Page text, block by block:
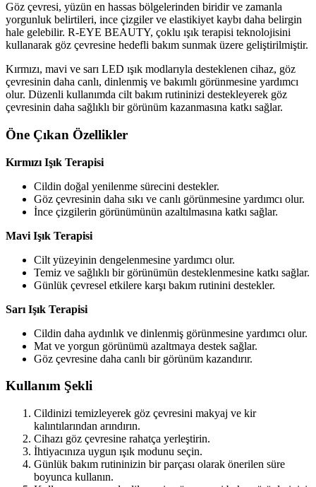
Göz çevresi, yüzün en hassas bölgelerinden biridir ve zamanla
yorgunluk belirtileri, ince çizgiler ve elastikiyet kaybı daha belirgin
hale gelebilir. R-EYE BEAUTY, çoklu ışık terapisi teknolojisini
kullanarak göz çevresine hedefli bakım sunmak üzere geliştirilmiştir.
Kırmızı, mavi ve sarı LED ışık modlarıyla desteklenen cihaz, göz
çevresinin daha canlı, dinlenmiş ve bakımlı görünmesine yardımcı
olur. Düzenli kullanımda cilt bakım rutininizi destekleyerek göz
çevresinin daha sağlıklı bir görünüm kazanmasına katkı sağlar.
Öne Çıkan Özellikler
Kırmızı Işık Terapisi
Cildin doğal yenilenme sürecini destekler.
Göz çevresinin daha sıkı ve canlı görünmesine yardımcı olur.
İnce çizgilerin görünümünün azaltılmasına katkı sağlar.
Mavi Işık Terapisi
Cilt yüzeyinin dengelenmesine yardımcı olur.
Temiz ve sağlıklı bir görünümün desteklenmesine katkı sağlar.
Günlük çevresel etkilere karşı bakım rutinini destekler.
Sarı Işık Terapisi
Cildin daha aydınlık ve dinlenmiş görünmesine yardımcı olur.
Mat ve yorgun görünümü azaltmaya destek sağlar.
Göz çevresine daha canlı bir görünüm kazandırır.
Kullanım Şekli
Cildinizi temizleyerek göz çevresini makyaj ve kir
kalıntılarından arındırın.
Cihazı göz çevresine rahatça yerleştirin.
İhtiyacınıza uygun ışık modunu seçin.
Günlük bakım rutininizin bir parçası olarak önerilen süre
boyunca kullanın.